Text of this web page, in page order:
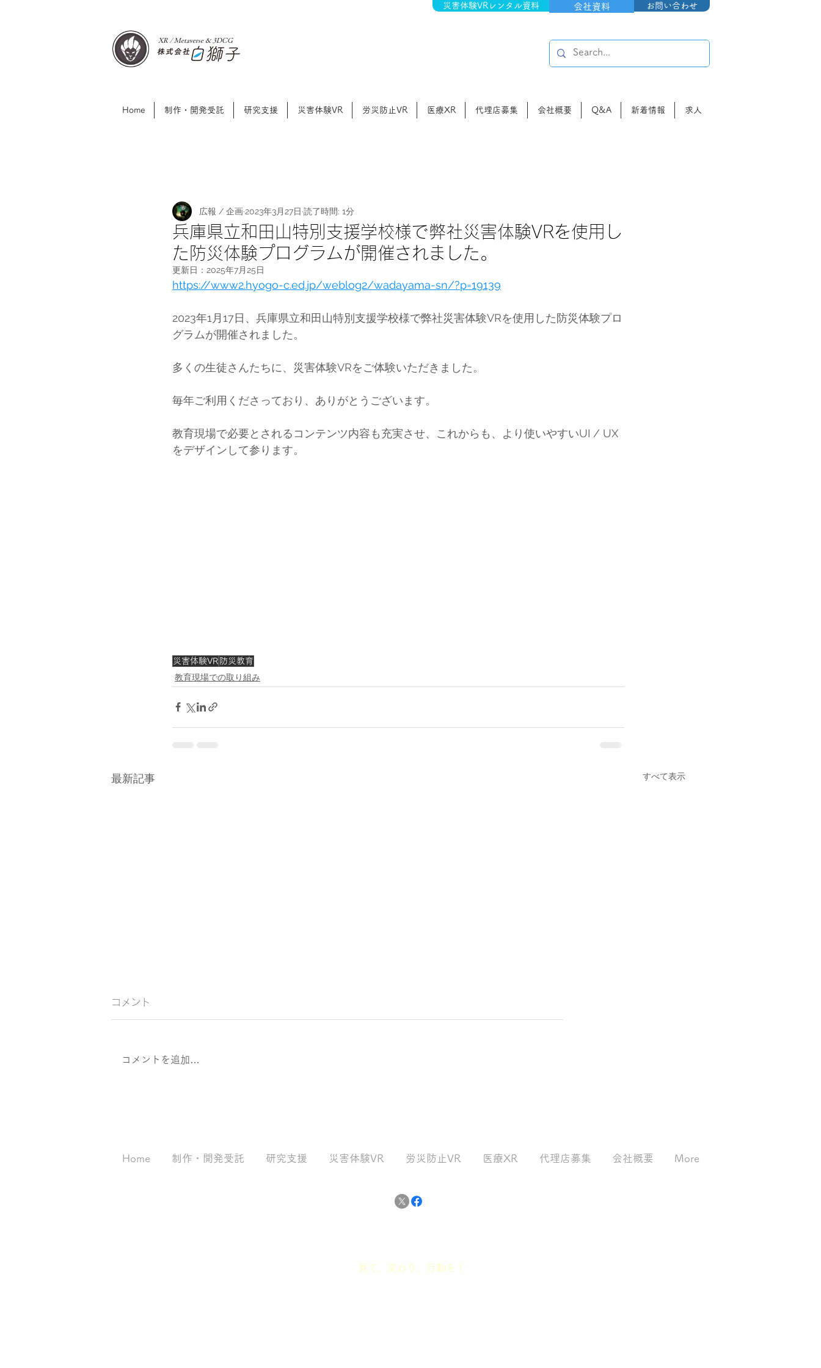
XR / Metaverse & 3DCG​
災害体験VRレンタル資料 会社資料 お問い合わせ
Home 制作・開発受託 研究支援 災害体験VR 労災防止VR 医療XR 代理店募集 会社概要 Q&A 新着情報 求人
兵庫県立和田山特別支援学校様で弊社災害体験VRを使用し
た防災体験プログラムが開催されました。
広報 / 企画 2023年3月27日 読了時間: 1分
更新日： 2025年7月25日
https://www2.hyogo-c.ed.jp/weblog2/wadayama-sn/?p=19139
2023年1月17日、兵庫県立和田山特別支援学校様で弊社災害体験VRを使用した防災体験プロ
グラムが開催されました。
多くの生徒さんたちに、災害体験VRをご体験いただきました。
毎年ご利用くださっており、ありがとうございます。
教育現場で必要とされるコンテンツ内容も充実させ、これからも、より使いやすいUI / UX
をデザインして参ります。
災害体験VR 防災教育
教育現場での取り組み
最新記事 すべて表示
コメント
コメントを追加…
Home 制作・開発受託 研究支援 災害体験VR 労災防止VR 医療XR 代理店募集 会社概要 More
​見て、変わり、行動を！